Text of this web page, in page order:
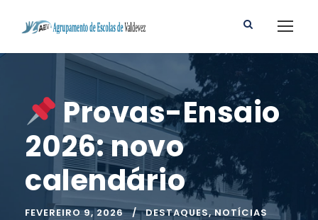
Provas-Ensaio
2026: novo
calendário
FEVEREIRO 9, 2026 DESTAQUES, NOTÍCIAS